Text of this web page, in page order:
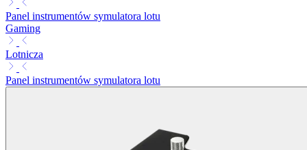
Panel instrumentów symulatora lotu
Gaming
Lotnicza
Panel instrumentów symulatora lotu